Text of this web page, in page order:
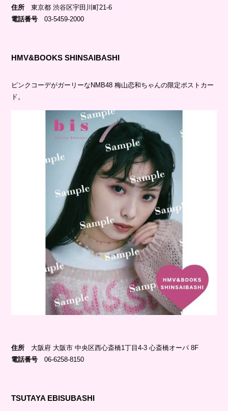
住所 東京都 渋谷区宇田川町21-6
電話番号03-5459-2000
HMV&BOOKS SHINSAIBASHI
ピンクコーデがガーリーなNMB48 梅山恋和ちゃんの限定ポストカー
ド。
住所 大阪府 大阪市 中央区西心斎橋1丁目4-3 心斎橋オーパ 8F
電話番号06-6258-8150
TSUTAYA EBISUBASHI